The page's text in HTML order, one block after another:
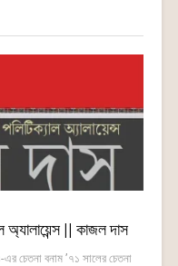
অ্যালায়েন্স || কাজল দাস
চেতনা বনাম ’৭১ সালের চেতনা